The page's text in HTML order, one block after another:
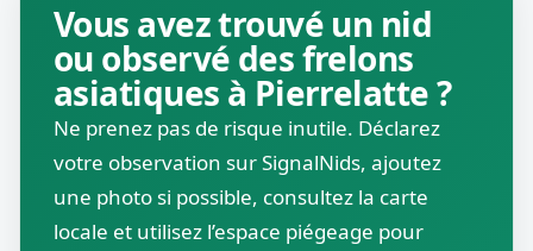
Vous avez trouvé un nid
ou observé des frelons
asiatiques à Pierrelatte ?
Ne prenez pas de risque inutile. Déclarez
votre observation sur SignalNids, ajoutez
une photo si possible, consultez la carte
locale et utilisez l’espace piégeage pour